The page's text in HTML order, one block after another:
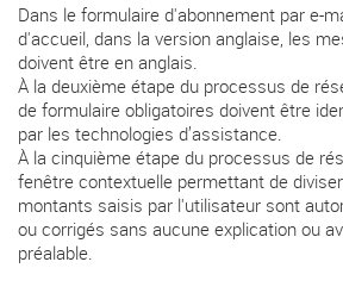
Dans le formulaire d'abonnement par e-
d'accueil, dans la version anglaise, les
doivent être en anglais.
À la deuxième étape du processus de
de formulaire obligatoires doivent être
par les technologies d’assistance.
À la cinquième étape du processus de
fenêtre contextuelle permettant de
montants saisis par l'utilisateur sont
ou corrigés sans aucune explication ou
préalable.